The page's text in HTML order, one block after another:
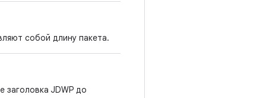
собой длину пакета.
JDWP до